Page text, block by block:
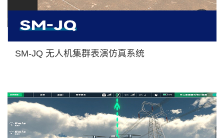
SM-JQ 无人机集群表演仿真系统